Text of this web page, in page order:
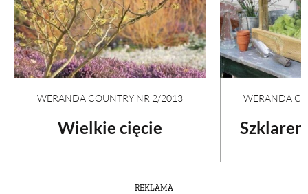
WERANDA COUNTRY NR 2/2013
Wielkie cięcie
WERANDA
REKLAMA